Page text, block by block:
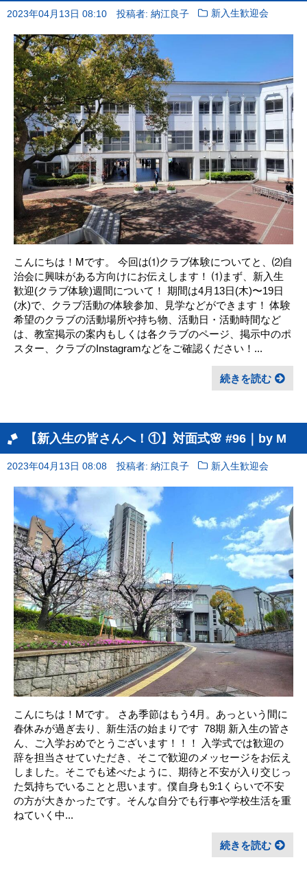
2023年04月13日 08:10 投稿者: 納江良子 新入生歓迎会
こんにちは！Mです。 今回は⑴クラブ体験についてと、⑵自
治会に興味がある方向けにお伝えします！ ⑴まず、新入生
歓迎(クラブ体験)週間について！ 期間は4月13日(木)〜19日
(水)で、クラブ活動の体験参加、見学などができます！ 体験
希望のクラブの活動場所や持ち物、活動日・活動時間など
は、教室掲示の案内もしくは各クラブのページ、掲示中のポ
スター、クラブのInstagramなどをご確認ください！...
続きを読む
【新入生の皆さんへ！①】対面式🌸 #96｜by M
2023年04月13日 08:08 投稿者: 納江良子 新入生歓迎会
こんにちは！Mです。 さあ季節はもう4月。あっという間に
春休みが過ぎ去り、新生活の始まりです ㅤ 78期 新入生の皆さ
ん、ご入学おめでとうございます！！！ 入学式では歓迎の
辞を担当させていただき、そこで歓迎のメッセージをお伝え
しました。そこでも述べたように、期待と不安が入り交じっ
た気持ちでいることと思います。僕自身も9:1くらいで不安
の方が大きかったです。そんな自分でも行事や学校生活を重
ねていく中...
続きを読む